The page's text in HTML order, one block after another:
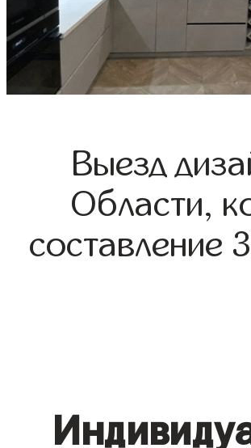
Выезд
Области,
составление